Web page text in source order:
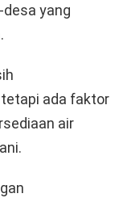
yang
ada faktor
air